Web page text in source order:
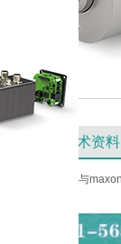
技术资料
与